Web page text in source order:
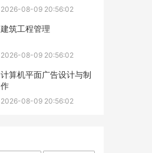
2026-08-09 20:56:02
建筑工程管理
2026-08-09 20:56:02
计算机平面广告设计与制
作
2026-08-09 20:56:02